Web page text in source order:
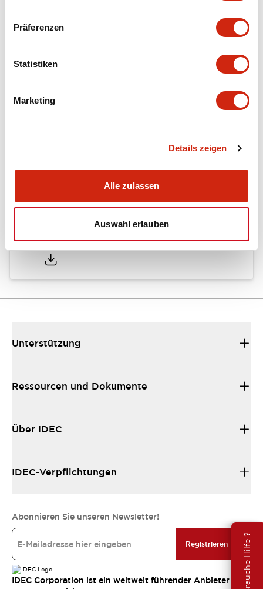
Präferenzen
Statistiken
Marketing
Details zeigen
Alle zulassen
Auswahl erlauben
Brauche Hilfe ?
Performance Specifications
Kataloge & Broschüren Bedienungsanleitung
EB3C Relay Barrier
13/02/2025.PDF412.47KB
Unterstützung
Ressourcen und Dokumente
Über IDEC
IDEC-Verpflichtungen
Abonnieren Sie unseren Newsletter!
Registrieren
IDEC Corporation ist ein weltweit führender Anbieter